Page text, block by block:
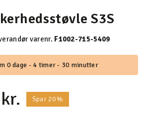
S3S
varenr. F1002-715-5409
0 dage - 4 timer - 30 minutter
Spar 20%